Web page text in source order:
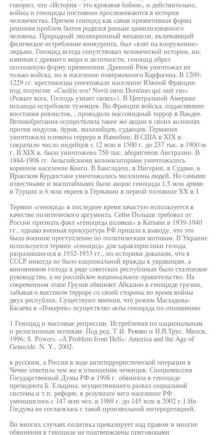
говорил, что «История - это кровавая бойня», и действительно,
войны и геноциды постоянно прослеживаются в истории
человечества. Причем геноцид как самая примитивная форма
решения проблем бытия родился раньше цивилизованного
человека. Природный эволюционный механизм, включающий
физическое истребление конкурента, был «взят на вооружение»
людьми. Геноцид всегда сопутствовал человеческой истории, но,
начиная с древнего мира и античности, геноцид обрел
осознанную форму применения. Древний Рим уничтожал не
только войска, но и население поверженного Карфагена. В 1209-
1229 гг. крестоносцы уничтожали население Южной Франции
под лозунгом: «Caedite eos! Novit enim Dominus qui sunt eus»
(Режьте всех, Господь узнает своих»). В Центральной Америке
испанцы истребляли туземцев. Во Франции войска, подавлявшие
восстания роялистов, , проводили массовидный террор в Вандее.
Великобритания осуществляла такие же акции в своих колониях
против индусов, буров, малазийцев, суданцев. Германия
уничтожила племена герреро в Намибии. В США в XIX в.
сократили число индейцев с 12 млн в 1500 г. до 237 тыс. в 1900-м
г. В XIX в. было уничтожено 750 тыс. аборигенов Австралии. В
1884-1908 гг. бельгийскими колонизаторами уничтожалось
коренное население Конго. В Бангладеш, в Нигерии, в Судане, в
Иракском Курдистане уничтожались миллионы людей. Но самыми
известными и масштабными были акции геноцида 1,5 млн армян
в Турции и 6 млн евреев в Германии в первой половине XX в.1
Термин «геноцид» в последнее время зачастую используется в
качестве политического аргумента. Сейм Польши требовал от
России признать факт «геноцида поляков» в Катыни в 1939-1940
гг., однако военная прокуратура РФ пришла к выводу, что это
было военное преступление по политическим мотивам. В Украине
используется термин «геноцид» для характеристики голода,
разразившегося в 1932-1933 гг., но историки доказали, что в
СССР никогда не было национальной вражды к украинцам, а
виновником голода в ряде советских республиках было сталинское
руководство, а не российское национальное правительство. На
современном этапе Грузия обвиняет Абхазию в геноциде грузин,
забывая о массовом терроре со своей стороны во время войны
двух республик. Существуют мнения, что режим Масхадова-
Басаева в «Ичкерии» осуществлял акты геноцида по отношению
1 Геноцид и массовые репрессии. Истребления по национальным
и религиозным мотивам. Под ред. Т.И. Ревяко и Н.В.Трус. Минск,
1996; S. Powers. «А Problem from Hell»: America and the Age of
Genocide. N. Y., 2002.
к русским, а Россия в ходе антитеррористической операции в
Чечне ответила тем же в отношении чеченцев. Спецкомиссия
Государственной Думы РФ в 1998 г. обвиняла в геноциде
президента Б. Ельцина, осуществившего развал социальной
системы и т.п. реформ, в результате чего население РФ
уменьшилось с 147 млн чел. в 1989 г. до 145 млн в 2002 г.1 Но
Госдума не согласилась с такой произвольной интерпретацией.
Во многих случаях политика превалирует над правом и многие
обвинения в геноциде не подтверждены приговорами